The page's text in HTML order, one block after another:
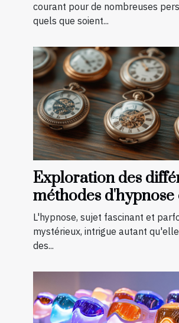
courant pour de nombreuses
quels que soient...
Exploration des
méthodes
efficacité
L'hypnose, sujet fascinant et
mystérieux, intrigue autant
des...